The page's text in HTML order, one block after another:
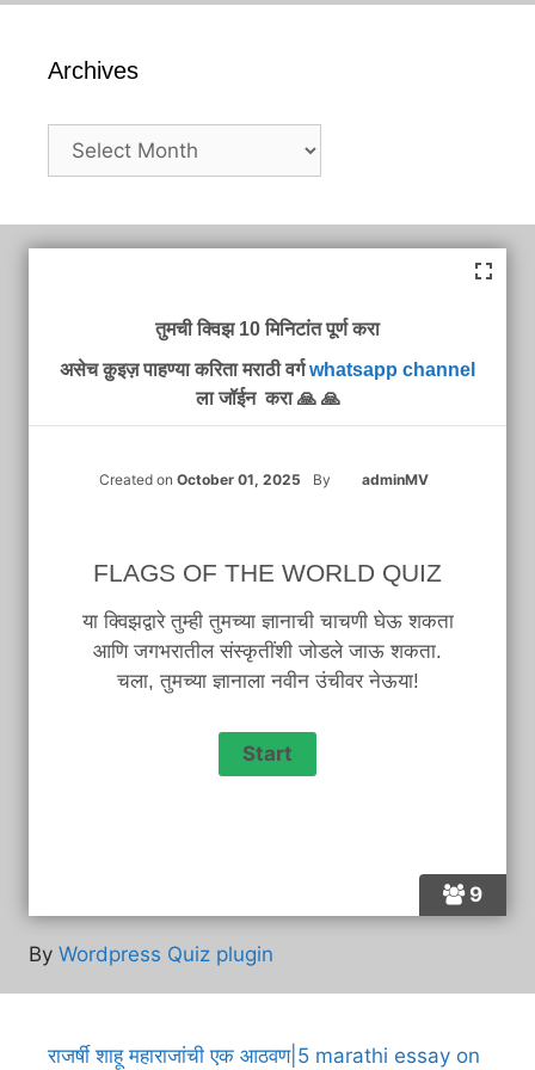
Archives
Archives
9
तुमची क्विझ 10 मिनिटांत पूर्ण करा
असेच क़ुइज़ पाहण्या करिता मराठी वर्गwhatsapp channel
ला जॉईन करा 🙏 🙏
Created on October 01, 2025 By adminMV
FLAGS OF THE WORLD QUIZ
या क्विझद्वारे तुम्ही तुमच्या ज्ञानाची चाचणी घेऊ शकता
आणि जगभरातील संस्कृतींशी जोडले जाऊ शकता.
चला, तुमच्या ज्ञानाला नवीन उंचीवर नेऊया!
By Wordpress Quiz plugin
राजर्षी शाहू महाराजांची एक आठवण|5 marathi essay on